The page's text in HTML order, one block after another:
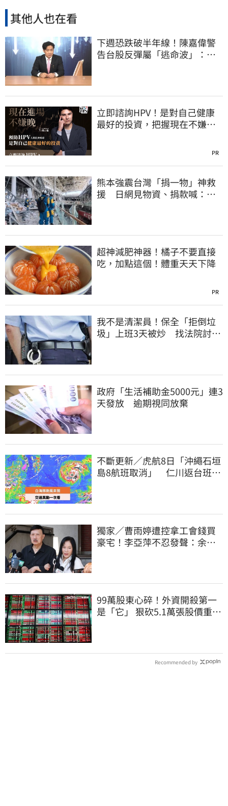
其他人也在看
下週恐跌破半年線！陳嘉偉警
告台股反彈屬「逃命波」：空
立即諮詢HPV！是對自己健康
最好的投資，把握現在不嫌
PR
熊本強震台灣「捐一物」神救
援 日網見物資、捐款喊：給
超神減肥神器！橘子不要直接
吃，加點這個！體重天天下降
PR
我不是清潔員！保全「拒倒垃
圾」上班3天被炒 找法院討公
政府「生活補助金5000元」連3
天發放 逾期視同放棄
不斷更新／虎航8日「沖繩石垣
島8航班取消」 仁川返台班機
獨家／曹雨婷遭控拿工會錢買
豪宅！李亞萍不忍發聲：余天
99萬股東心碎！外資開殺第一
是「它」 狠砍5.1萬張股價重挫
Recommended by